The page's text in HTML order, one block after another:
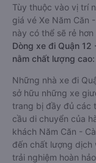
Tùy thuộc vào vị trí
giá vé Xe Năm Căn
này có thể sẽ rẻ hơn
Dòng xe đi Quận 12
nằm chất lượng
Những nhà xe đi
sở hữu những xe
trang bị đầy đủ các
cầu di chuyển của
khách Năm Căn -
đến chất lượng dịch
trải nghiệm hoàn